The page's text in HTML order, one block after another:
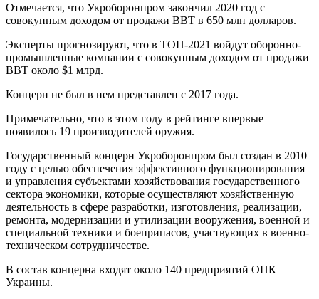
Отмечается, что Укроборонпром закончил 2020 год с
совокупным доходом от продажи ВВТ в 650 млн долларов.
Эксперты прогнозируют, что в ТОП-2021 войдут оборонно-
промышленные компании с совокупным доходом от продажи
ВВТ около $1 млрд.
Концерн не был в нем представлен с 2017 года.
Примечательно, что в этом году в рейтинге впервые
появилось 19 производителей оружия.
Государственный концерн Укроборонпром был создан в 2010
году с целью обеспечения эффективного функционирования
и управления субъектами хозяйствования государственного
сектора экономики, которые осуществляют хозяйственную
деятельность в сфере разработки, изготовления, реализации,
ремонта, модернизации и утилизации вооружения, военной и
специальной техники и боеприпасов, участвующих в военно-
техническом сотрудничестве.
В состав концерна входят около 140 предприятий ОПК
Украины.